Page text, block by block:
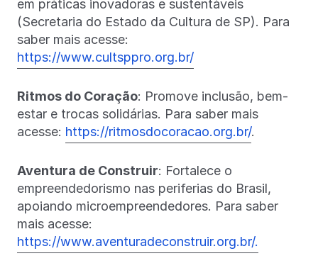
em práticas inovadoras e sustentáveis
(Secretaria do Estado da Cultura de SP). Para
saber mais acesse:
https://www.cultsppro.org.br/
Ritmos do Coração: Promove inclusão, bem-
estar e trocas solidárias. Para saber mais
acesse: https://ritmosdocoracao.org.br/.
Aventura de Construir: Fortalece o
empreendedorismo nas periferias do Brasil,
apoiando microempreendedores. Para saber
mais acesse:
https://www.aventuradeconstruir.org.br/.